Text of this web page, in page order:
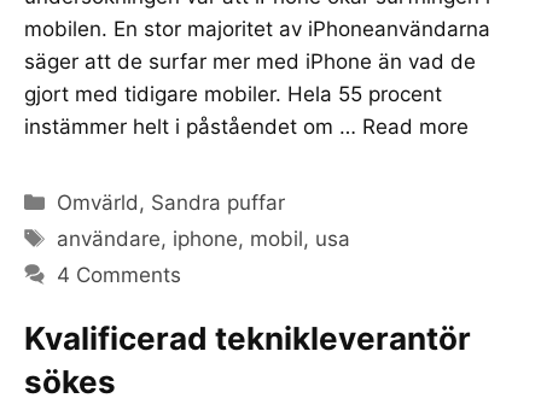
mobilen. En stor majoritet av iPhoneanvändarna
säger att de surfar mer med iPhone än vad de
gjort med tidigare mobiler. Hela 55 procent
instämmer helt i påståendet om … Read more
Categories
Omvärld, Sandra puffar
Tags
användare, iphone, mobil, usa
4 Comments
Kvalificerad teknikleverantör
sökes